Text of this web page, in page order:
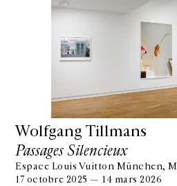
Wolfgang Tillmans
Passages Silencieux
Espace Louis Vuitton München,
17 octobre 2025 — 14 mars 2026